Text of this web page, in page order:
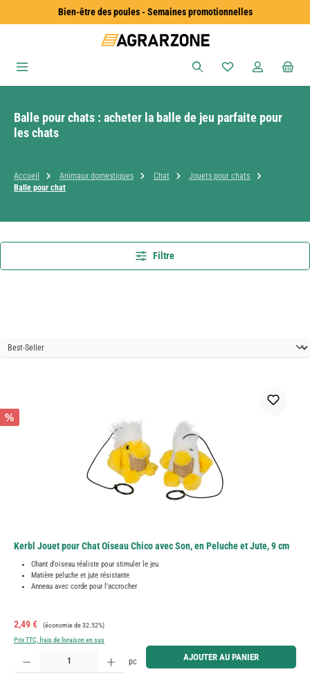
Passer au contenu principalBien-être des poules - Semaines promotionnelles
Vous avez 0
Balle pour chats : acheter la balle de jeu parfaite pour
les chats
Accueil Animaux domestiques Chat
Jouets pour chats
Balle pour chat
Filtre
%
Kerbl Jouet pour Chat Oiseau Chico avec Son, en Peluche et Jute, 9 cm
Chant d'oiseau réaliste pour stimuler le jeu
Matière peluche et jute résistante
Anneau avec corde pour l'accrocher
Prix de vente :
2,49 € Prix régulier :
(économie de 32.52%)
Prix TTC, frais de livraison en sus
Quantité de produit : Entrez la quantité souhaitée ou utilisez les boutons pour augmenter ou
pc AJOUTER AU PANIER